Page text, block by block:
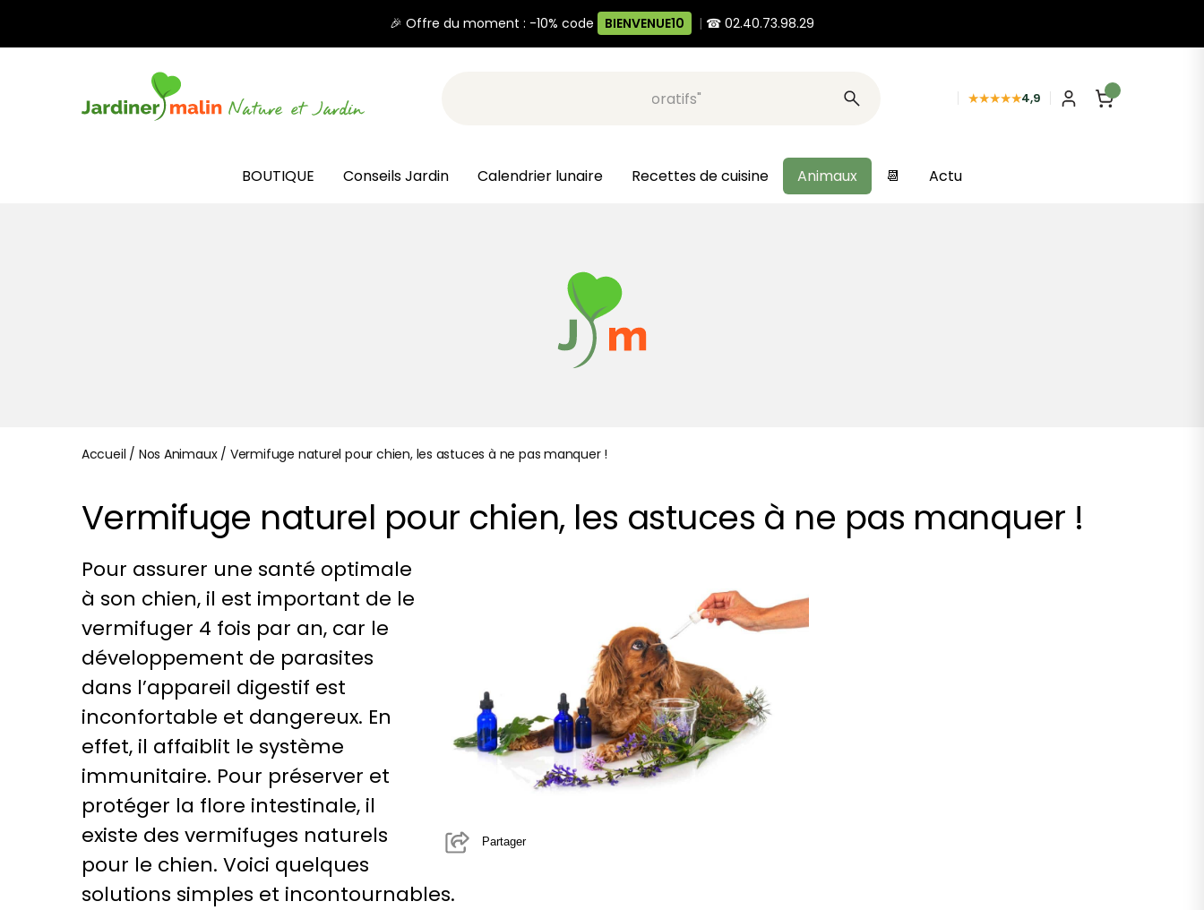
🎉 Offre du moment : -10% code BIENVENUE10 | ☎ 02.40.73.98.29
Recherche, ex: "pots décoratifs" ★★★★★4,9
BOUTIQUE Conseils Jardin Calendrier lunaire Recettes de cuisine Animaux 📆 Actu
Accueil / Nos Animaux/ Vermifuge naturel pour chien, les astuces à ne pas manquer !
Vermifuge naturel pour chien, les astuces à ne pas manquer !
Partager
Pour assurer une santé optimale
à son chien, il est important de le
vermifuger 4 fois par an, car le
développement de parasites
dans l’appareil digestif est
inconfortable et dangereux. En
effet, il affaiblit le système
immunitaire. Pour préserver et
protéger la flore intestinale, il
existe des vermifuges naturels
pour le chien. Voici quelques
solutions simples et incontournables.